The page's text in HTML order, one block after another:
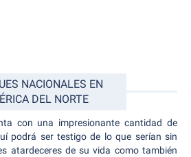
NACIONALES EN
DEL NORTE
con una impresionante cantidad de
podrá ser testigo de lo que serían sin
atardeceres de su vida como también